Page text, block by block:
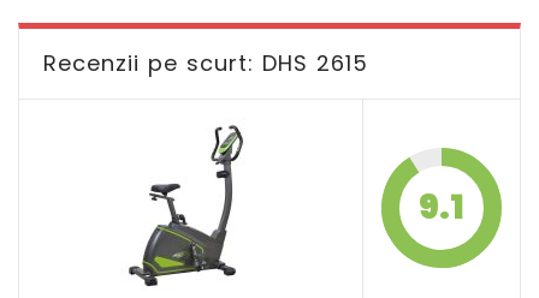
Recenzii pe scurt: DHS 2615
9.1